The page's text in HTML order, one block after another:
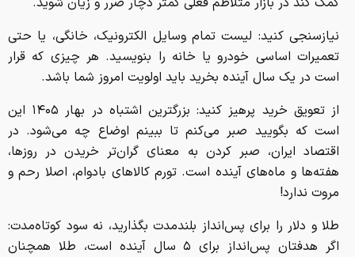
نیازسنجی کنید: لیست تمام وسایل الکترونیک، خانگی، یا حتی
تعمیرات اساسی خودرو یا خانه را بنویسید. هر چیزی که قرار
است در یک سال آینده بخرید باید اولویت امروز شما باشد.
از تعویق خرید پرهیز کنید: بزرگترین اشتباه در بهار ۱۴۰۵ این
است که بگویید صبر می‌کنم تا ببینم اوضاع چه می‌شود. در
اقتصاد ایران، صبر کردن به معنای گران‌تر خریدن در روزها،
هفته‌ها و ماه‌های آینده است. تورم کالا‌های بادوام، اصلا رحم و
مروت ندارد!
طلا و دلار را برای پس‌انداز بلندمدت بگذارید، نه سود کوتاه‌مدت:
اگر هدفتان پس‌انداز برای ۵ سال آینده است، طلا همچنان